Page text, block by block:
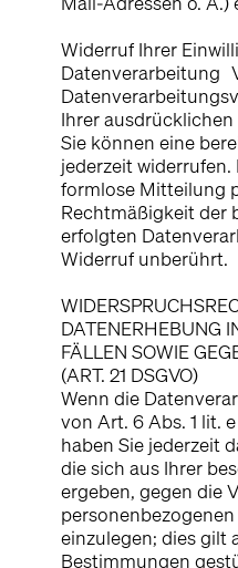
Widerruf Ihrer
Datenverarbeitung
Ihrer
Sie können eine
jederzeit
formlose Mitteilung
Rechtmäßigkeit der
erfolgten
Widerruf unberührt.
DATENERHEBUNG
FÄLLEN SOWIE
(ART. 21 DSGVO)
Wenn die
von Art. 6 Abs. 1 lit.
haben Sie jederzeit
die sich aus Ihrer
ergeben, gegen die
einzulegen; dies gilt
Bestimmungen